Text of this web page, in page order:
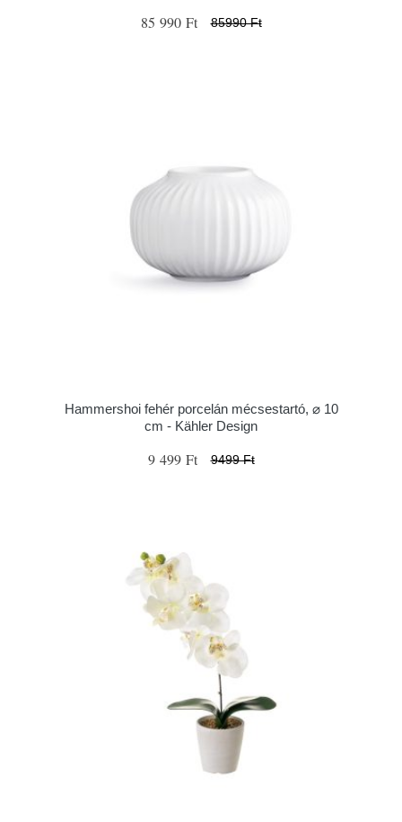
85 990 Ft 85990 Ft
Hammershoi fehér porcelán mécsestartó, ⌀ 10
cm - Kähler Design
9 499 Ft 9499 Ft